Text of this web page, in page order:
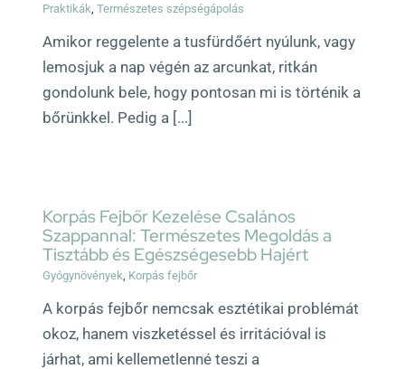
Praktikák ,Természetes szépségápolás
Amikor reggelente a tusfürdőért nyúlunk, vagy
lemosjuk a nap végén az arcunkat, ritkán
gondolunk bele, hogy pontosan mi is történik a
bőrünkkel. Pedig a [...]
Korpás Fejbőr Kezelése Csalános
Szappannal: Természetes Megoldás a
Tisztább és Egészségesebb Hajért
Gyógynövények Korpás fejbőr
A korpás fejbőr nemcsak esztétikai problémát
okoz, hanem viszketéssel és irritációval is
járhat, ami kellemetlenné teszi a